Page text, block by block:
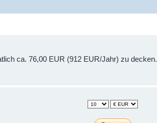
ca. 76,00 EUR (912 EUR/Jahr) zu decken.